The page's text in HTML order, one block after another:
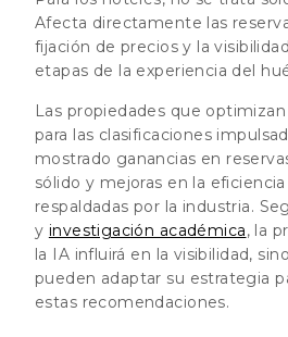
Afecta directamente las
fijación de precios y la
etapas de la experiencia del
Las propiedades que
para las clasificaciones
mostrado ganancias en
sólido y mejoras en la
respaldadas por la industria.
y investigación académica, la
la IA influirá en la visibilidad,
pueden adaptar su estrategia
estas recomendaciones.